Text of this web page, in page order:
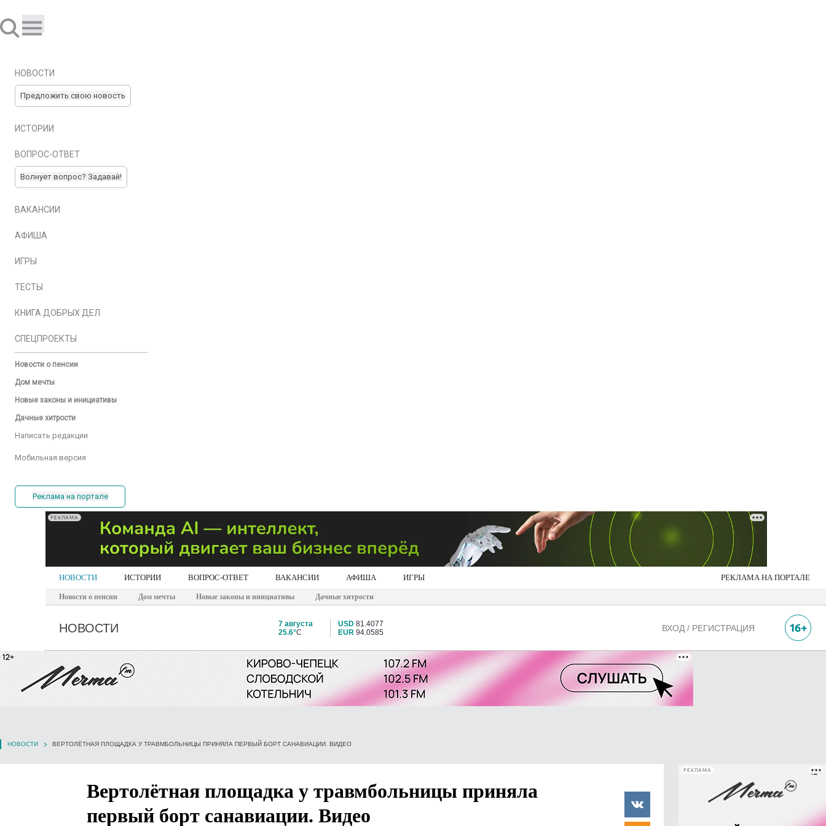
НОВОСТИ
Предложить свою новость
ИСТОРИИ
ВОПРОС-ОТВЕТ
Волнует вопрос? Задавай!
ВАКАНСИИ
АФИША
ИГРЫ
ТЕСТЫ
КНИГА ДОБРЫХ ДЕЛ
СПЕЦПРОЕКТЫ
Новости о пенсии
Дом мечты
Новые законы и инициативы
Дачные хитрости
Написать редакции
Мобильная версия
Реклама на портале
РЕКЛАМА
НОВОСТИ ИСТОРИИ ВОПРОС-ОТВЕТ ВАКАНСИИ АФИША ИГРЫ РЕКЛАМА НА ПОРТАЛЕ
Новости о пенсии Дом мечты Новые законы и инициативы Дачные хитрости
НОВОСТИ
7 августа
25.6°C
USD 81.4077
EUR 94.0585 ВХОД / РЕГИСТРАЦИЯ
НОВОСТИ ВЕРТОЛЁТНАЯ ПЛОЩАДКА У ТРАВМБОЛЬНИЦЫ ПРИНЯЛА ПЕРВЫЙ БОРТ САНАВИАЦИИ. ВИДЕО
Вертолётная площадка у травмбольницы приняла
первый борт санавиации. Видео
РЕКЛАМА